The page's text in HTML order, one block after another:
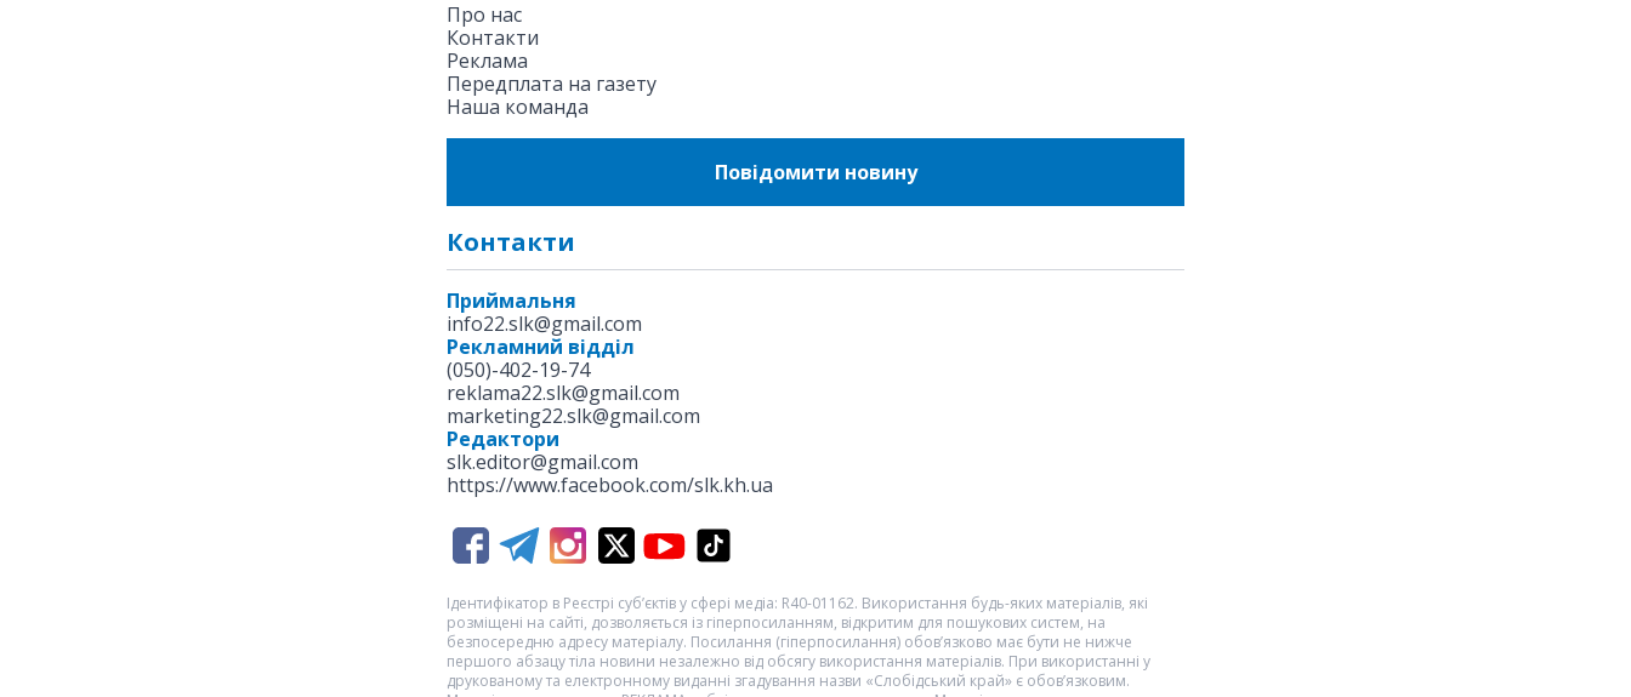
Про нас
Контакти
Реклама
Передплата на газету
Наша команда
Повідомити новину
Контакти
Приймальня
info22.slk@gmail.com
Рекламний відділ
(050)-402-19-74
reklama22.slk@gmail.com
marketing22.slk@gmail.com
Редактори
slk.editor@gmail.com
https://www.facebook.com/slk.kh.ua
Ідентифікатор в Реєстрі суб’єктів у сфері медіа: R40-01162. Використання будь-яких матеріалів, які
розміщені на сайті, дозволяється із гіперпосиланням, відкритим для пошукових систем, на
безпосередню адресу матеріалу. Посилання (гіперпосилання) обов’язково має бути не нижче
першого абзацу тіла новини незалежно від обсягу використання матеріалів. При використанні у
друкованому та електронному виданні згадування назви «Слобідський край» є обов’язковим.